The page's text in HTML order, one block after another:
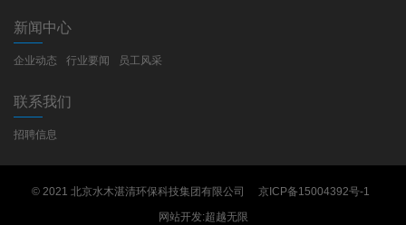
新闻中心
企业动态 行业要闻 员工风采
联系我们
招聘信息
© 2021 北京水木湛清环保科技集团有限公司
京ICP备15004392号-1
网站开发:超越无限